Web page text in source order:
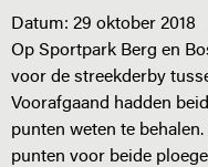
Datum: 29 oktober 2018
Op Sportpark Berg en
voor de streekderby
Voorafgaand hadden
punten weten te
punten voor beide